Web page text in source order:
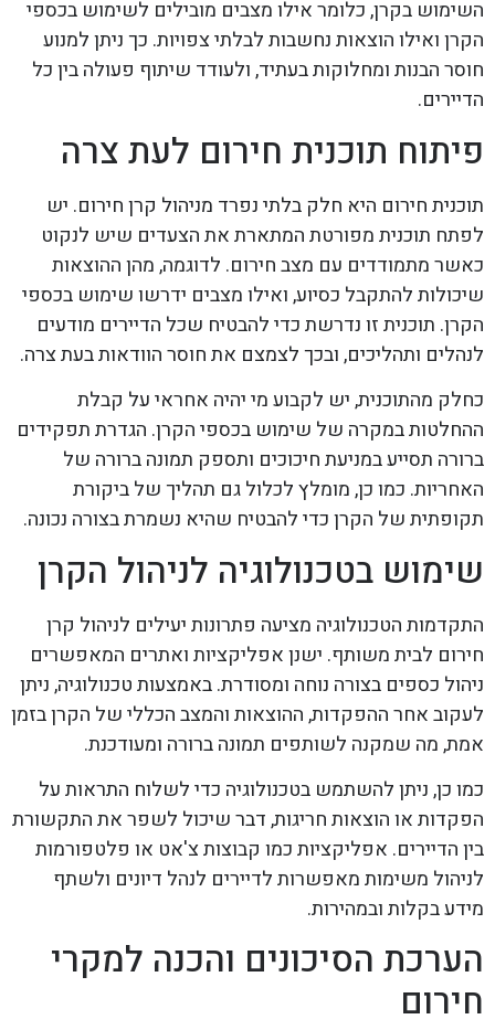
השימוש בקרן, כלומר אילו מצבים מובילים לשימוש בכספי
הקרן ואילו הוצאות נחשבות לבלתי צפויות. כך ניתן למנוע
חוסר הבנות ומחלוקות בעתיד, ולעודד שיתוף פעולה בין כל
הדיירים.
פיתוח תוכנית חירום לעת צרה
תוכנית חירום היא חלק בלתי נפרד מניהול קרן חירום. יש
לפתח תוכנית מפורטת המתארת את הצעדים שיש לנקוט
כאשר מתמודדים עם מצב חירום. לדוגמה, מהן ההוצאות
שיכולות להתקבל כסיוע, ואילו מצבים ידרשו שימוש בכספי
הקרן. תוכנית זו נדרשת כדי להבטיח שכל הדיירים מודעים
לנהלים ותהליכים, ובכך לצמצם את חוסר הוודאות בעת צרה.
כחלק מהתוכנית, יש לקבוע מי יהיה אחראי על קבלת
ההחלטות במקרה של שימוש בכספי הקרן. הגדרת תפקידים
ברורה תסייע במניעת חיכוכים ותספק תמונה ברורה של
האחריות. כמו כן, מומלץ לכלול גם תהליך של ביקורת
תקופתית של הקרן כדי להבטיח שהיא נשמרת בצורה נכונה.
שימוש בטכנולוגיה לניהול הקרן
התקדמות הטכנולוגיה מציעה פתרונות יעילים לניהול קרן
חירום לבית משותף. ישנן אפליקציות ואתרים המאפשרים
ניהול כספים בצורה נוחה ומסודרת. באמצעות טכנולוגיה, ניתן
לעקוב אחר ההפקדות, ההוצאות והמצב הכללי של הקרן בזמן
אמת, מה שמקנה לשותפים תמונה ברורה ומעודכנת.
כמו כן, ניתן להשתמש בטכנולוגיה כדי לשלוח התראות על
הפקדות או הוצאות חריגות, דבר שיכול לשפר את התקשורת
בין הדיירים. אפליקציות כמו קבוצות צ'אט או פלטפורמות
לניהול משימות מאפשרות לדיירים לנהל דיונים ולשתף
מידע בקלות ובמהירות.
הערכת הסיכונים והכנה למקרי
חירום